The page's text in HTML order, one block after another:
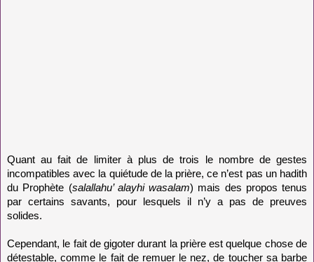
Quant au fait de limiter à plus de trois le nombre de gestes
incompatibles avec la quiétude de la prière, ce n’est pas un hadith
du Prophète (salallahu’ alayhi wasalam) mais des propos tenus
par certains savants, pour lesquels il n’y a pas de preuves
solides.
Cependant, le fait de gigoter durant la prière est quelque chose de
détestable, comme le fait de remuer le nez, de toucher sa barbe